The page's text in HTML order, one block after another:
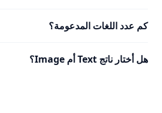
كم عدد اللغات المدعومة؟
هل أختار ناتج Text أم Image؟